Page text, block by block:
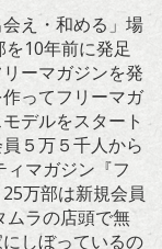
え・和める」場
10年前に発足
ーマガジンを発
ってフリーマガ
デルをスタート
５万５千人から
マガジン『フ
万部は新規会員
ムラの店頭で無
しぼっているの